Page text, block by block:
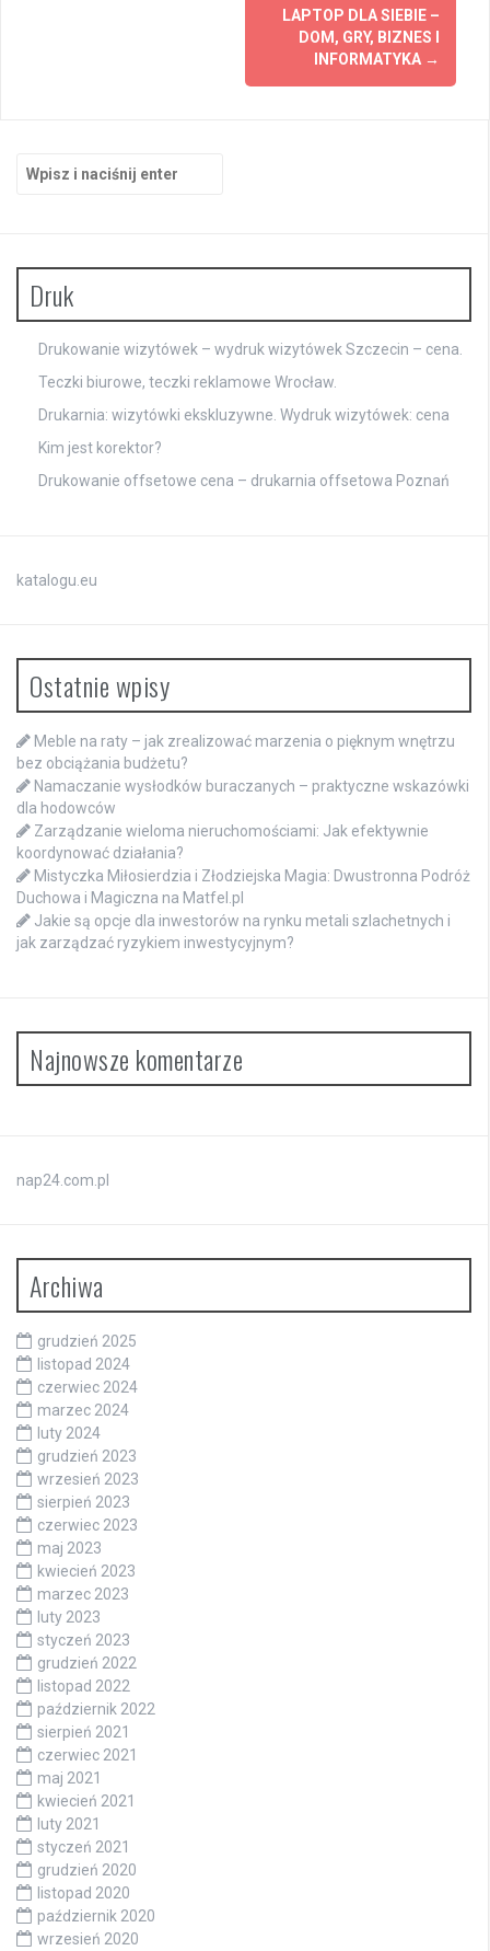
LAPTOP DLA SIEBIE –
DOM, GRY, BIZNES I
INFORMATYKA →
Druk
Drukowanie wizytówek – wydruk wizytówek Szczecin – cena.
Teczki biurowe, teczki reklamowe Wrocław.
Drukarnia: wizytówki ekskluzywne. Wydruk wizytówek: cena
Kim jest korektor?
Drukowanie offsetowe cena – drukarnia offsetowa Poznań
katalogu.eu
Ostatnie wpisy
Meble na raty – jak zrealizować marzenia o pięknym wnętrzu
bez obciążania budżetu?
Namaczanie wysłodków buraczanych – praktyczne wskazówki
dla hodowców
Zarządzanie wieloma nieruchomościami: Jak efektywnie
koordynować działania?
Mistyczka Miłosierdzia i Złodziejska Magia: Dwustronna Podróż
Duchowa i Magiczna na Matfel.pl
Jakie są opcje dla inwestorów na rynku metali szlachetnych i
jak zarządzać ryzykiem inwestycyjnym?
Najnowsze komentarze
nap24.com.pl
Archiwa
grudzień 2025
listopad 2024
czerwiec 2024
marzec 2024
luty 2024
grudzień 2023
wrzesień 2023
sierpień 2023
czerwiec 2023
maj 2023
kwiecień 2023
marzec 2023
luty 2023
styczeń 2023
grudzień 2022
listopad 2022
październik 2022
sierpień 2021
czerwiec 2021
maj 2021
kwiecień 2021
luty 2021
styczeń 2021
grudzień 2020
listopad 2020
październik 2020
wrzesień 2020